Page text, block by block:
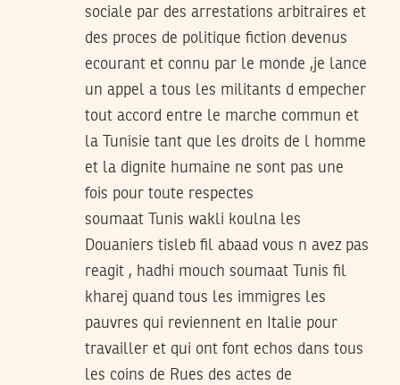
sociale par des arrestations arbitraires et
des proces de politique fiction devenus
ecourant et connu par le monde ,je lance
un appel a tous les militants d empecher
tout accord entre le marche commun et
la Tunisie tant que les droits de l homme
et la dignite humaine ne sont pas une
fois pour toute respectes
soumaat Tunis wakli koulna les
Douaniers tisleb fil abaad vous n avez pas
reagit , hadhi mouch soumaat Tunis fil
kharej quand tous les immigres les
pauvres qui reviennent en Italie pour
travailler et qui ont font echos dans tous
les coins de Rues des actes de